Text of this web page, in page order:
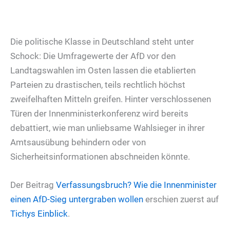
Die politische Klasse in Deutschland steht unter
Schock: Die Umfragewerte der AfD vor den
Landtagswahlen im Osten lassen die etablierten
Parteien zu drastischen, teils rechtlich höchst
zweifelhaften Mitteln greifen. Hinter verschlossenen
Türen der Innenministerkonferenz wird bereits
debattiert, wie man unliebsame Wahlsieger in ihrer
Amtsausübung behindern oder von
Sicherheitsinformationen abschneiden könnte.
Der Beitrag Verfassungsbruch? Wie die Innenminister
einen AfD-Sieg untergraben wollen erschien zuerst auf
Tichys Einblick.